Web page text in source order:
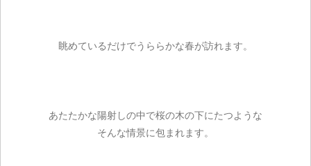
眺めているだけでうららかな春が訪れます。
あたたかな陽射しの中で桜の木の下にたつような
そんな情景に包まれます。